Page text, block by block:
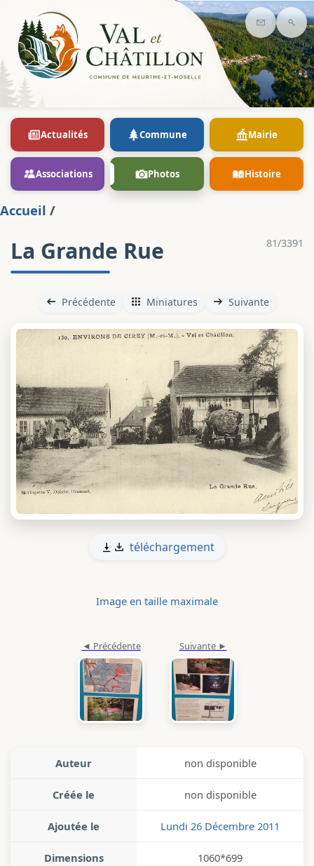
Contact
Actualités Commune Mairie
Associations Photos Histoire
Accueil /
81/3391
La Grande Rue
Précédente Miniatures Suivante
téléchargement
Image en taille maximale
Auteur non disponible
Créée le non disponible
Ajoutée le Lundi 26 Décembre 2011
Dimensions 1060*699